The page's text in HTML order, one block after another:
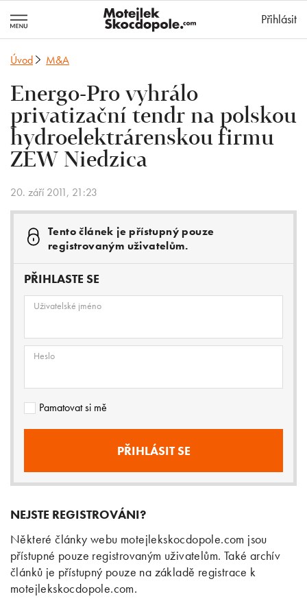
Přihlásit
Úvod M&A
Energo-Pro vyhrálo
privatizační tendr na polskou
hydroelektrárenskou firmu
ZEW Niedzica
20. září 2011, 21:23
Tento článek je přístupný pouze
registrovaným uživatelům.
PŘIHLASTE SE
Uživatelské jméno
Heslo
Pamatovat si mě
NEJSTE REGISTROVÁNI?
Některé články webu motejlekskocdopole.com jsou
přístupné pouze registrovaným uživatelům. Také archív
článků je přístupný pouze na základě registrace k
motejlekskocdopole.com.